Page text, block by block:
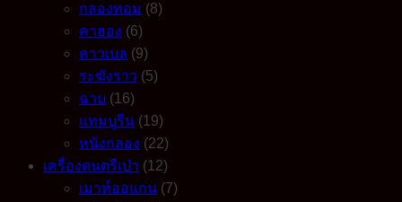
กลองทอม (8)
คาฮอง (6)
คาวเบล (9)
ระฆังราว (5)
ฉาบ (16)
แทมบูรีน (19)
หนังกลอง (22)
เครื่องดนตรีเป่า (12)
เมาท์ออแกน (7)